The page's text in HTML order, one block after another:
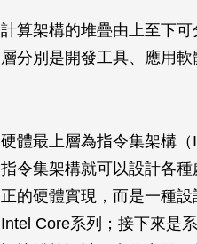
計算架構的堆疊由上至下
層分別是開發工具、應用軟
硬體最上層為指令集架構
指令集架構就可以設計各
正的硬體實現，而是一種
Intel Core系列；接下來是